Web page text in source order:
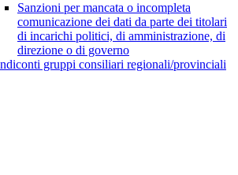
Sanzioni per mancata o incompleta
comunicazione dei dati da parte dei titolari
di incarichi politici, di amministrazione, di
direzione o di governo
gruppi consiliari regionali/provinciali